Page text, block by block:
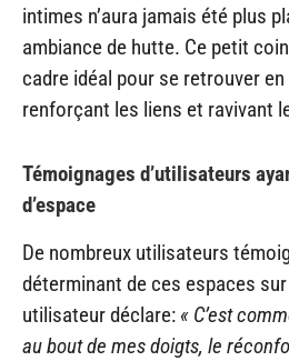
intimes n’aura jamais été plus
ambiance de hutte. Ce petit
cadre idéal pour se retrouver
renforçant les liens et ravivant
Témoignages d’utilisateurs
d’espace
De nombreux utilisateurs
déterminant de ces espaces
utilisateur déclare: « C’est
au bout de mes doigts, le